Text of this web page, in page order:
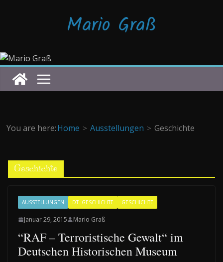
Mario Graß
You are here:Home Ausstellungen Geschichte
Geschichte
AUSSTELLUNGEN DT. GESCHICHTE GESCHICHTE
Januar 29, 2015 Mario Graß
“RAF – Terroristische Gewalt“ im
Deutschen Historischen Museum